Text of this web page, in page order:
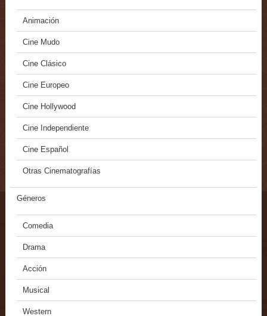
Animación
Cine Mudo
Cine Clásico
Cine Europeo
Cine Hollywood
Cine Independiente
Cine Español
Otras Cinematografías
Géneros
Comedia
Drama
Acción
Musical
Western